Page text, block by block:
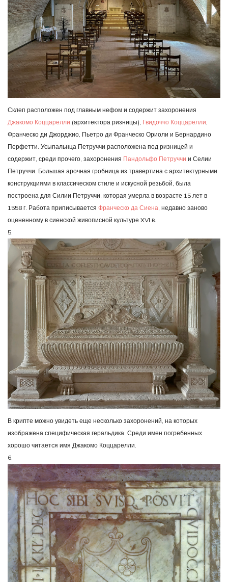
Склеп расположен под главным нефом и содержит захоронения
Джакомо Коццарелли (архитектора ризницы), Гвидоччо Коццарелли,
Франческо ди Джорджио, Пьетро ди Франческо Ориоли и Бернардино
Перфетти. Усыпальнца Петруччи расположена под ризницей и
содержит, среди прочего, захоронения Пандольфо Петруччи и Селии
Петруччи. Большая арочная гробница из травертина с архитектурными
конструкциями в классическом стиле и искусной резьбой, была
построена для Силии Петруччи, которая умерла в возрасте 15 лет в
1558 г. Работа приписывается Франческо да Сиена, недавно заново
оцененному в сиенской живописной культуре XVI в.
5.
В крипте можно увидеть еще несколько захоронений, на которых
изображена специфическая геральдика. Среди имен погребенных
хорошо читается имя Джакомо Коццарелли.
6.